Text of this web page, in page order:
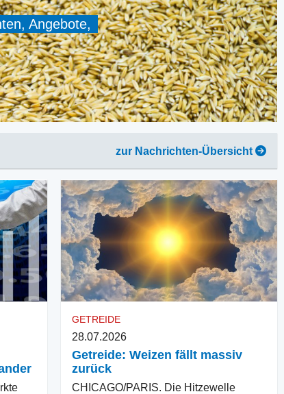
Angebote,
zur Nachrichten-Übersicht
GETREIDE
28.07.2026
Getreide: Weizen fällt massiv
zurück
CHICAGO/PARIS. Die Hitzewelle